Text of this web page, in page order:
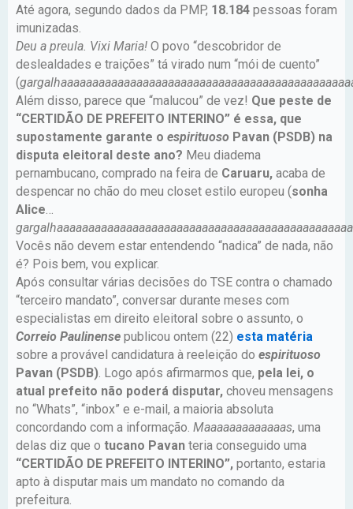
Até agora, segundo dados da PMP, 18.184 pessoas foram
imunizadas.
Deu a preula. Vixi Maria! O povo “descobridor de
deslealdades e traições” tá virado num “mói de cuento”
(
Além disso, parece que “malucou” de vez! Que peste de
“CERTIDÃO DE PREFEITO INTERINO” é essa, que
supostamente garante o espirituoso Pavan (PSDB) na
disputa eleitoral deste ano? Meu diadema
pernambucano, comprado na feira de Caruaru, acaba de
despencar no chão do meu closet estilo europeu (sonha
Alice…
Vocês não devem estar entendendo “nadica” de nada, não
é? Pois bem, vou explicar.
Após consultar várias decisões do TSE contra o chamado
“terceiro mandato”, conversar durante meses com
especialistas em direito eleitoral sobre o assunto, o
Correio Paulinense publicou ontem (22) esta matéria
sobre a provável candidatura à reeleição do espirituoso
Pavan (PSDB). Logo após afirmarmos que, pela lei, o
atual prefeito não poderá disputar, choveu mensagens
no “Whats”, “inbox” e e-mail, a maioria absoluta
concordando com a informação. Maaaaaaaaaaaaas, uma
delas diz que o tucano Pavan teria conseguido uma
“CERTIDÃO DE PREFEITO INTERINO”, portanto, estaria
apto à disputar mais um mandato no comando da
prefeitura.